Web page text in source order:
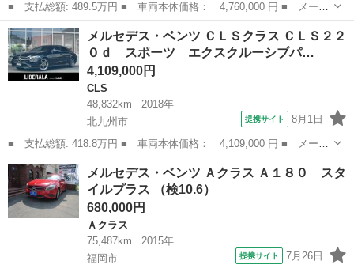
■ 支払総額: 489.5万円 ■ 車両本体価格： 4,760,000 円 ■ メーカ
ー名： メルセデス・ベンツ ■ 車種名： Ｃクラス ■ グレード
名： Ｃ２００ アバンギャルド ＡＭＧラインパッケージ シート
ヒーター ...
福岡 福岡市 Ｃクラス
メルセデス・ベンツ ＣＬＳクラス ＣＬＳ２２
０ｄ スポーツ エクスクルーシブパ…
4,109,000円
CLS
48,832km
2018年
北九州市
提携サイト 8月1日
■ 支払総額: 418.8万円 ■ 車両本体価格： 4,109,000 円 ■ メーカ
ー名： メルセデス・ベンツ ■ 車種名： ＣＬＳクラス ■ グレー
ド名： ＣＬＳ２２０ｄ スポーツ エクスクルーシブパッケージ
ナビ ３...
福岡 北九州市 CLS
メルセデス・ベンツ Ａクラス Ａ１８０ スタ
イルプラス （検10.6）
680,000円
Ａクラス
75,487km
2015年
福岡市
提携サイト 7月26日